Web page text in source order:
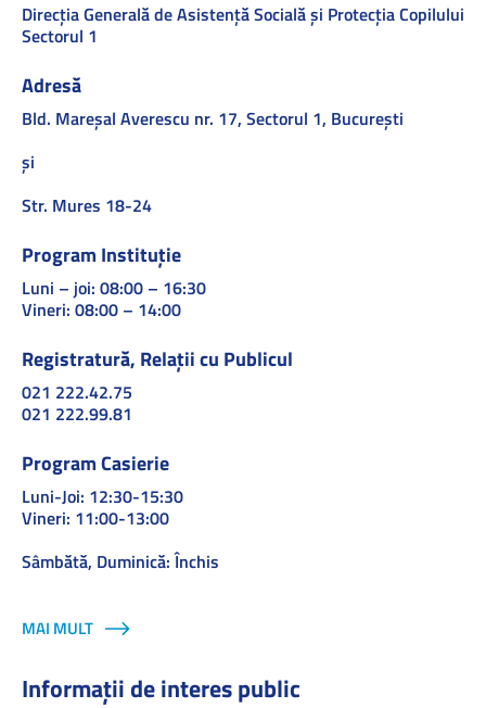
Direcţia Generală de Asistenţă Socială şi Protecţia Copilului
Sectorul 1
Adresă
Bld. Mareşal Averescu nr. 17, Sectorul 1, Bucureşti
și
Str. Mures 18-24
Program Instituție
Luni – joi: 08:00 – 16:30
Vineri: 08:00 – 14:00
Registratură, Relații cu Publicul
021 222.42.75
021 222.99.81
Program Casierie
Luni-Joi: 12:30-15:30
Vineri: 11:00-13:00
Sâmbătă, Duminică: Închis
MAI MULT
Informații de interes public